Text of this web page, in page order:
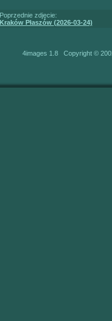
Poprzednie zdjęcie:
Kraków Płaszów (2026-03-24)
4images 1.8 Copyright ©